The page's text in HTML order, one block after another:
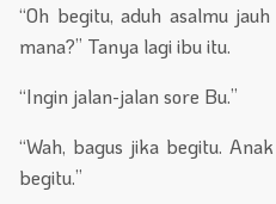
“Oh begitu, aduh asalmu
mana?” Tanya lagi ibu itu.
“Ingin jalan-jalan sore Bu.”
“Wah, bagus jika begitu.
begitu.”